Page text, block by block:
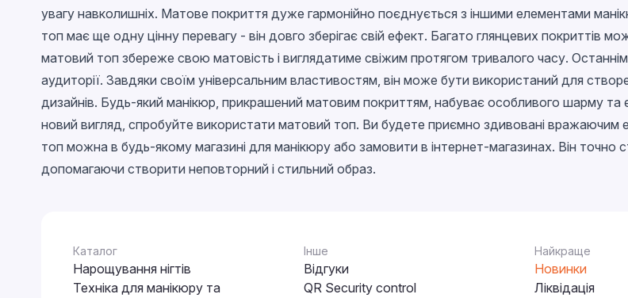
Stained glass
Metallic
Neon
Snowflakes
EggShell
Cветящийся в темноте
увагу навколишніх. Матове покриття дуже гармонійно поєднується з іншими елементами
топ має ще одну цінну перевагу - він довго зберігає свій ефект. Багато глянцевих покриттів
матовий топ збереже свою матовість і виглядатиме свіжим протягом тривалого часу.
аудиторії. Завдяки своїм універсальним властивостям, він може бути використаний для
дизайнів. Будь-який манікюр, прикрашений матовим покриттям, набуває особливого шарму
новий вигляд, спробуйте використати матовий топ. Ви будете приємно здивовані
топ можна в будь-якому магазині для манікюру або замовити в інтернет-магазинах. Він точно
допомагаючи створити неповторний і стильний образ.
Каталог
Нарощування нігтів
Техніка для манікюру та
Інше
Відгуки
QR Security control
Найкраще
Новинки
Ліквідація